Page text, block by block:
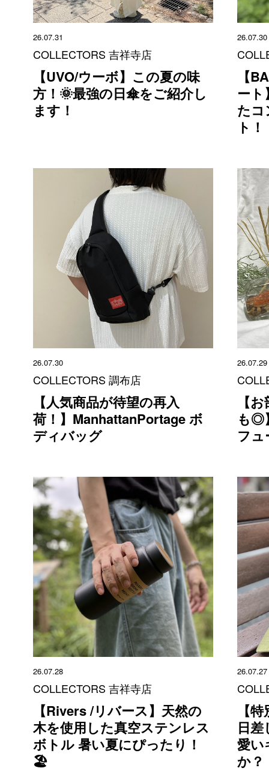
26.07.31
COLLECTORS 吉祥寺店
【UVO/ウーボ】この夏の味
方！🌞最強の日傘をご紹介し
ます！
26.07.30
【
ー
た
ト！
26.07.30
COLLECTORS 調布店
【人気商品が待望の再入
荷！】ManhattanPortage ボ
ディバッグ
26.07.29
【
も◎
フュ
26.07.28
COLLECTORS 吉祥寺店
【Rivers /リバース】天然の
木を使用した真空ステンレス
ボトル 暑い夏にぴったり！
🏖
26.07.27
【
日
愛い
か？